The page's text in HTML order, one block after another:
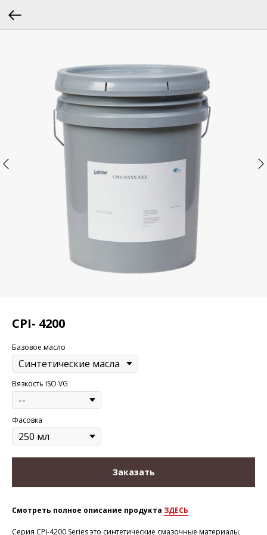
CPI- 4200
Базовое масло
Вязкость ISO VG
Фасовка
Заказать
Смотреть полное описание продукта ЗДЕСЬ
Серия CPI-4200 Series это синтетические смазочные материалы,